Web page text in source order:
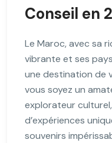
Conseil en
Le Maroc, avec sa
vibrante et ses
une destination de
vous soyez un
explorateur
d’expériences
souvenirs